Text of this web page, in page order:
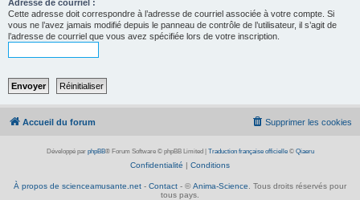
Adresse de courriel :
Cette adresse doit correspondre à l’adresse de courriel associée à votre compte. Si
vous ne l’avez jamais modifié depuis le panneau de contrôle de l’utilisateur, il s’agit de
l’adresse de courriel que vous avez spécifiée lors de votre inscription.
Accueil du forum Supprimer les cookies
Développé par phpBB® Forum Software © phpBB Limited Traduction française officielle© Qiaeru
Confidentialité | Conditions
À propos de scienceamusante.net - Contact - © Anima-Science . Tous droits réservés pour
tous pays.